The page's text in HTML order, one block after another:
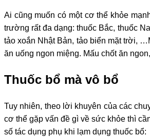
Ai cũng muốn có một cơ thể khỏe
trường rất đa dạng: thuốc Bắc, thuốc
tảo xoắn Nhật Bản, tảo biển mặt trời,
ăn uống ngon miệng. Mấu chốt ăn
Thuốc bổ mà vô bổ
Tuy nhiên, theo lời khuyên của các
cơ thể gặp vấn đề gì về sức khỏe thì
số tác dụng phụ khi lạm dụng thuốc bổ: